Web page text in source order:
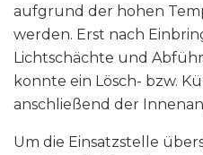
aufgrund der hohen
werden. Erst nach
Lichtschächte und
konnte ein Lösch- bzw.
anschließend der
Um die Einsatzstelle